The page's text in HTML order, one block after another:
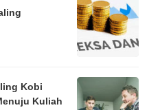
Kobi
Kuliah